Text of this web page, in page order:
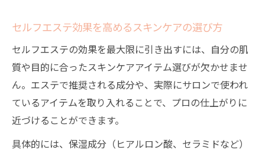
セルフエステ効果を高めるスキンケアの選び方
セルフエステの効果を最大限に引き出すには、自分の肌
質や目的に合ったスキンケアアイテム選びが欠かせませ
ん。エステで推奨される成分や、実際にサロンで使われ
ているアイテムを取り入れることで、プロの仕上がりに
近づけることができます。
具体的には、保湿成分（ヒアルロン酸、セラミドなど）